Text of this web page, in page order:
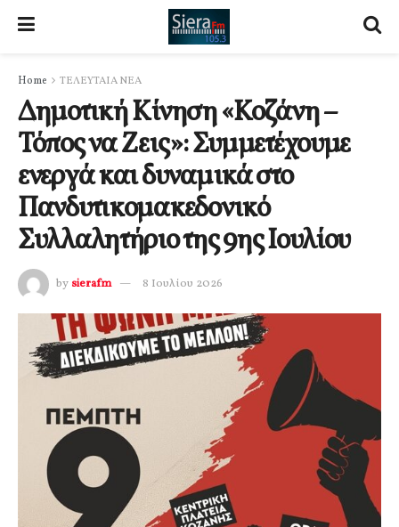
Home ΤΕΛΕΥΤΑΙΑ ΝΕΑ
Δημοτική Κίνηση «Κοζάνη –
Τόπος να Ζεις»: Συμμετέχουμε
ενεργά και δυναμικά στο
Πανδυτικομακεδονικό
Συλλαλητήριο της 9ης Ιουλίου
by sierafm 8 Ιουλίου 2026